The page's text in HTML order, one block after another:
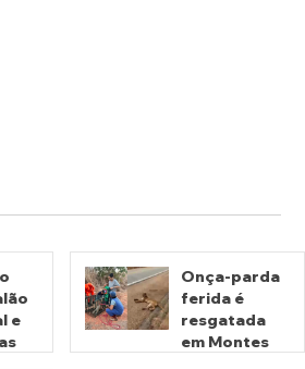
e
Onça-parda
ferida é
resgatada
em Montes